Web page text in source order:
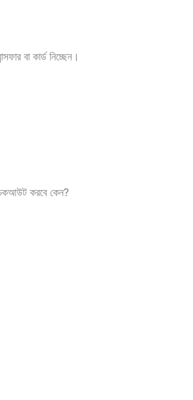
বা কার্ড নিচ্ছেন।
করবে কেন?